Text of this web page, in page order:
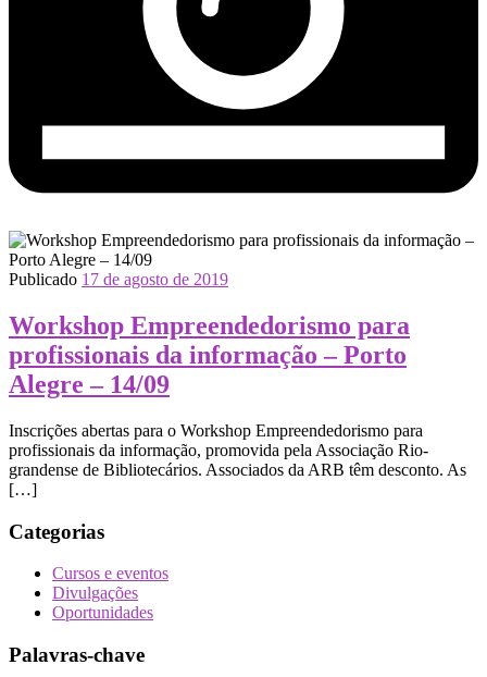
Publicado 17 de agosto de 2019
Workshop Empreendedorismo para
profissionais da informação – Porto
Alegre – 14/09
Inscrições abertas para o Workshop Empreendedorismo para
profissionais da informação, promovida pela Associação Rio-
grandense de Bibliotecários. Associados da ARB têm desconto. As
[…]
Categorias
Cursos e eventos
Divulgações
Oportunidades
Palavras-chave